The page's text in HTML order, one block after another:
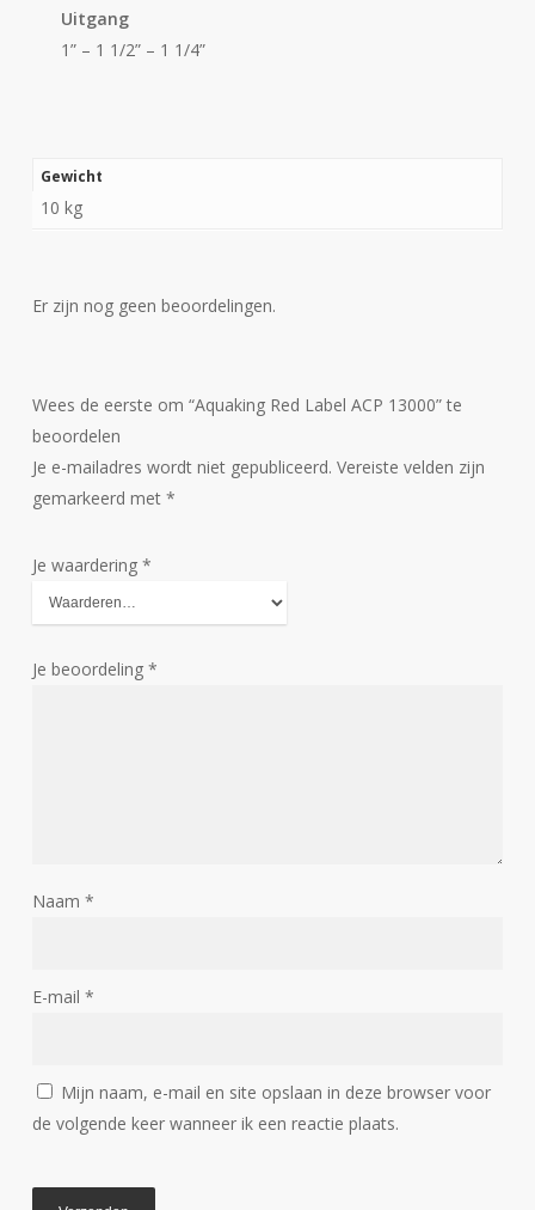
Uitgang
1” – 1 1/2” – 1 1/4”
Gewicht
10 kg
Er zijn nog geen beoordelingen.
Wees de eerste om “Aquaking Red Label ACP 13000” te
beoordelen
Je e-mailadres wordt niet gepubliceerd. Vereiste velden zijn
gemarkeerd met *
Je waardering *
Je beoordeling *
Naam *
E-mail *
Mijn naam, e-mail en site opslaan in deze browser voor
de volgende keer wanneer ik een reactie plaats.